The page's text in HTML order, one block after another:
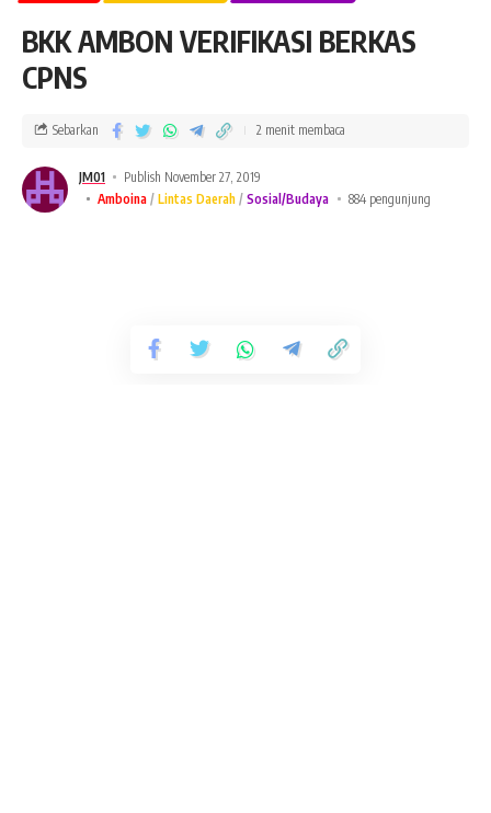
BKK AMBON VERIFIKASI BERKAS
CPNS
JM01
Publish November 27, 2019
Amboina
Lintas Daerah Sosial/Budaya 884 pengunjung
Sebarkan 2 menit membaca